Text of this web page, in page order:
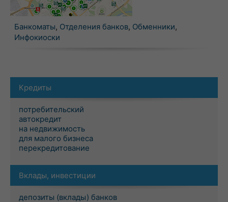
Банкоматы, Отделения банков, Обменники,
Инфокиоски
Кредиты
потребительский
автокредит
на недвижимость
для малого бизнеса
перекредитование
Вклады, инвестиции
депозиты (вклады) банков